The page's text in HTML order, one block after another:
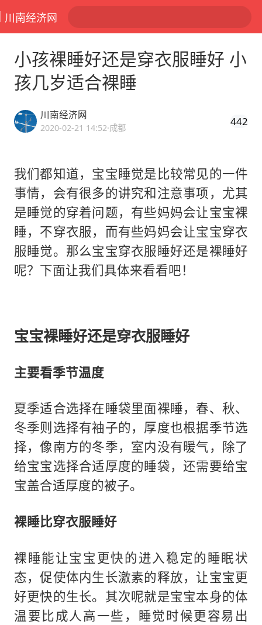
川南经济网
小孩裸睡好还是穿衣服睡好 小
孩几岁适合裸睡
川南经济网
2020-02-21 14:52·成都 442
我们都知道，宝宝睡觉是比较常见的一件
事情，会有很多的讲究和注意事项，尤其
是睡觉的穿着问题，有些妈妈会让宝宝裸
睡，不穿衣服，而有些妈妈会让宝宝穿衣
服睡觉。那么宝宝穿衣服睡好还是裸睡好
呢？下面让我们具体来看看吧！
宝宝裸睡好还是穿衣服睡好
主要看季节温度
夏季适合选择在睡袋里面裸睡，春、秋、
冬季则选择有袖子的，厚度也根据季节选
择，像南方的冬季，室内没有暖气，除了
给宝宝选择合适厚度的睡袋，还需要给宝
宝盖合适厚度的被子。
裸睡比穿衣服睡好
裸睡能让宝宝更快的进入稳定的睡眠状
态，促使体内生长激素的释放，让宝宝更
好更快的生长。其次呢就是宝宝本身的体
温要比成人高一些，睡觉时候更容易出